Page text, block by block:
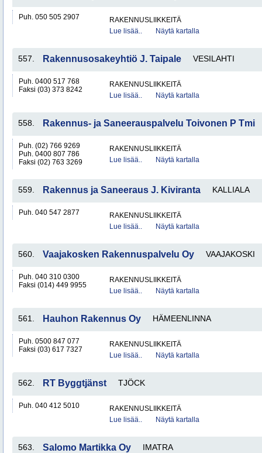
Puh. 050 505 2907
RAKENNUSLIIKKEITÄ
Lue lisää..
Näytä kartalla
557. Rakennusosakeyhtiö J. Taipale VESILAHTI
Puh. 0400 517 768
Faksi (03) 373 8242
RAKENNUSLIIKKEITÄ
Lue lisää..
Näytä kartalla
558. Rakennus- ja Saneerauspalvelu Toivonen P Tmi
Puh. (02) 766 9269
Puh. 0400 807 786
Faksi (02) 763 3269
RAKENNUSLIIKKEITÄ
Lue lisää..
Näytä kartalla
559. Rakennus ja Saneeraus J. Kiviranta KALLIALA
Puh. 040 547 2877
RAKENNUSLIIKKEITÄ
Lue lisää..
Näytä kartalla
560. Vaajakosken Rakennuspalvelu Oy VAAJAKOSKI
Puh. 040 310 0300
Faksi (014) 449 9955
RAKENNUSLIIKKEITÄ
Lue lisää..
Näytä kartalla
561. Hauhon Rakennus Oy HÄMEENLINNA
Puh. 0500 847 077
Faksi (03) 617 7327
RAKENNUSLIIKKEITÄ
Lue lisää..
Näytä kartalla
562. RT Byggtjänst TJÖCK
Puh. 040 412 5010
RAKENNUSLIIKKEITÄ
Lue lisää..
Näytä kartalla
563. Salomo Martikka Oy IMATRA